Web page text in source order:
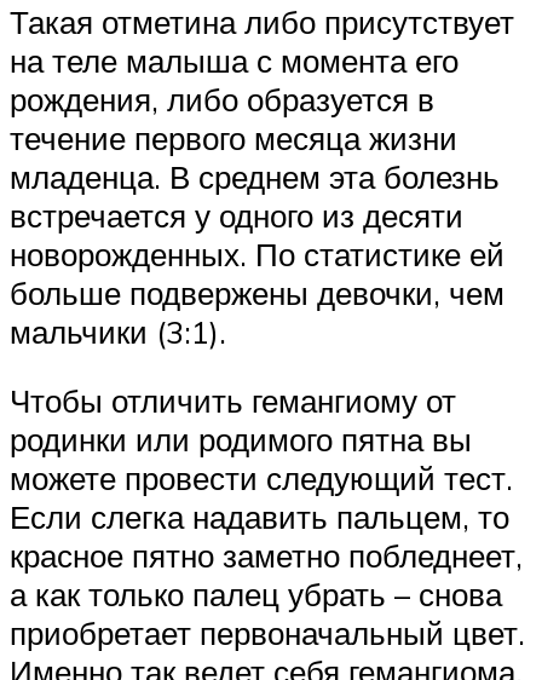
Такая отметина либо присутствует
на теле малыша с момента его
рождения, либо образуется в
течение первого месяца жизни
младенца. В среднем эта болезнь
встречается у одного из десяти
новорожденных. По статистике ей
больше подвержены девочки, чем
мальчики (3:1).
Чтобы отличить гемангиому от
родинки или родимого пятна вы
можете провести следующий тест.
Если слегка надавить пальцем, то
красное пятно заметно побледнеет,
а как только палец убрать – снова
приобретает первоначальный цвет.
Именно так ведет себя гемангиома.